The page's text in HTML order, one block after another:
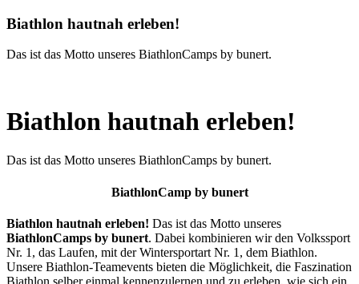
Biathlon hautnah erleben!
Das ist das Motto unseres BiathlonCamps by bunert.
Biathlon hautnah erleben!
Das ist das Motto unseres BiathlonCamps by bunert.
BiathlonCamp by bunert
Biathlon hautnah erleben! Das ist das Motto unseres
BiathlonCamps by bunert. Dabei kombinieren wir den Volkssport
Nr. 1, das Laufen, mit der Wintersportart Nr. 1, dem Biathlon.
Unsere Biathlon-Teamevents bieten die Möglichkeit, die Faszination
Biathlon selber einmal kennenzulernen und zu erleben, wie sich ein